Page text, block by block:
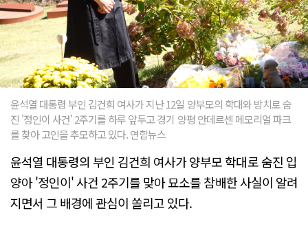
윤석열 대통령 부인 김건희 여사가 지난 12일 양부모의 학대와 방치로 숨
진 '정인이 사건' 2주기를 하루 앞두고 경기 양평 안데르센 메모리얼 파크
를 찾아 고인을 추모하고 있다. 연합뉴스
윤석열 대통령의 부인 김건희 여사가 양부모 학대로 숨진 입
양아 '정인이' 사건 2주기를 맞아 묘소를 참배한 사실이 알려
지면서 그 배경에 관심이 쏠리고 있다.